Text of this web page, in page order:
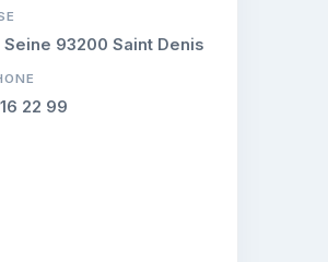
réalisées.
Seine 93200 Saint Denis
22 99